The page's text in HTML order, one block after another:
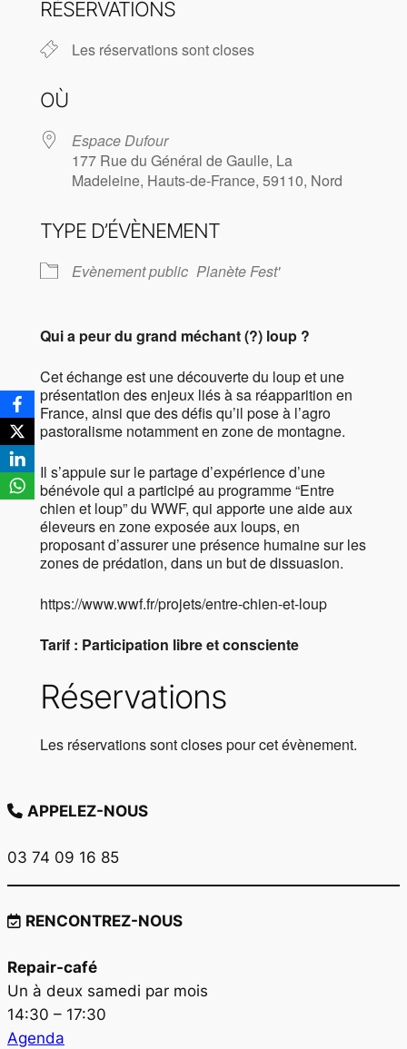
RÉSERVATIONS
Les réservations sont closes
OÙ
Espace Dufour
177 Rue du Général de Gaulle, La
Madeleine, Hauts-de-France, 59110, Nord
TYPE D’ÉVÈNEMENT
Evènement public Planète Fest'
Qui a peur du grand méchant (?) loup ?
Cet échange est une découverte du loup et une
présentation des enjeux liés à sa réapparition en
France, ainsi que des défis qu’il pose à l’agro
pastoralisme notamment en zone de montagne.
Il s’appuie sur le partage d’expérience d’une
bénévole qui a participé au programme “Entre
chien et loup” du WWF, qui apporte une aide aux
éleveurs en zone exposée aux loups, en
proposant d’assurer une présence humaine sur les
zones de prédation, dans un but de dissuasion.
https://www.wwf.fr/projets/entre-chien-et-loup
Tarif : Participation libre et consciente
Réservations
Les réservations sont closes pour cet évènement.
APPELEZ-NOUS
03 74 09 16 85
RENCONTREZ-NOUS
Repair-café
Un à deux samedi par mois
14:30 – 17:30
Agenda